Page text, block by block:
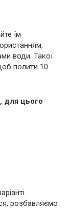
їм
води. Такої
полити 10
для цього
розбавляємо